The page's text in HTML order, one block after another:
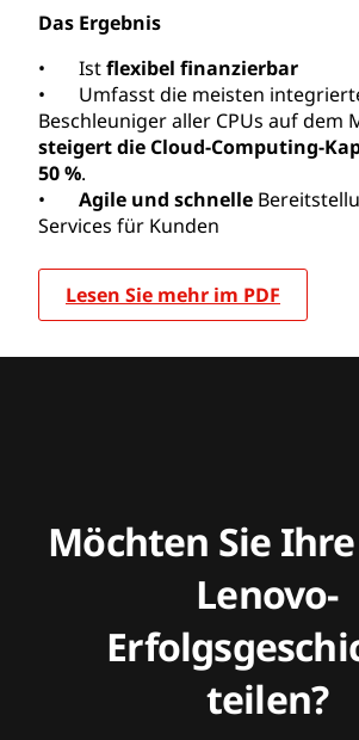
Das Ergebnis
• Istflexibel finanzierbar
• Umfasst die meisten
Beschleuniger aller CPUs auf dem
steigert die Cloud-Computing-
50 %.
• Agile und schnelle
Services für Kunden
Lesen Sie mehr im PDF
Möchten Sie
Lenovo-
teilen?